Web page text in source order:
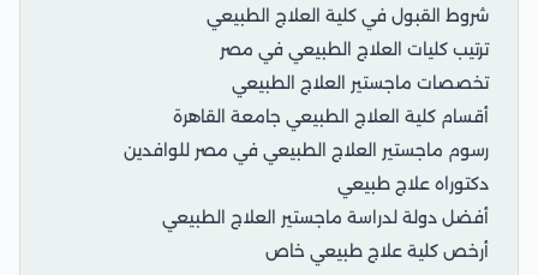
شروط القبول في كلية العلاج الطبيعي
ترتيب كليات العلاج الطبيعي في مصر
تخصصات ماجستير العلاج الطبيعي
أقسام كلية العلاج الطبيعي جامعة القاهرة
رسوم ماجستير العلاج الطبيعي في مصر للوافدين
دكتوراه علاج طبيعي
أفضل دولة لدراسة ماجستير العلاج الطبيعي
أرخص كلية علاج طبيعي خاص